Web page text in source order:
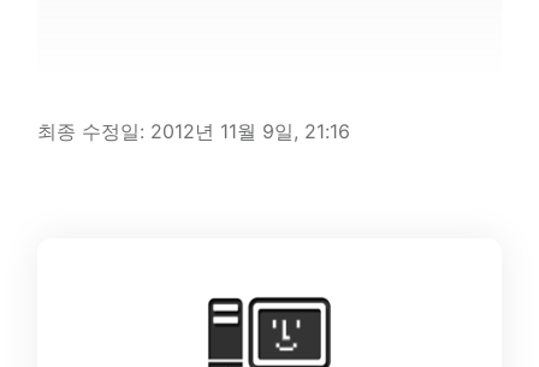
최종 수정일: 2012년 11월 9일, 21:16